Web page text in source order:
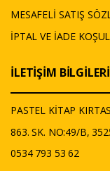
MESAFELİ SATIŞ
İPTAL VE İADE
İLETİŞİM BİLGİLERİ
PASTEL KİTAP
863. SK. NO:49/B,
0534 793 53 62